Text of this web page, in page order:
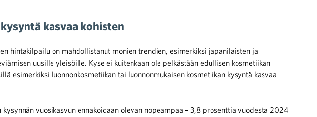
kasvaa kohisten
hintakilpailu on mahdollistanut monien trendien, esimerkiksi japanilaisten ja
uusille yleisöille. Kyse ei kuitenkaan ole pelkästään edullisen kosmetiikan
esimerkiksi luonnonkosmetiikan tai luonnonmukaisen kosmetiikan kysyntä kasvaa
kysynnän vuosikasvun ennakoidaan olevan nopeampaa – 3,8 prosenttia vuodesta 2024